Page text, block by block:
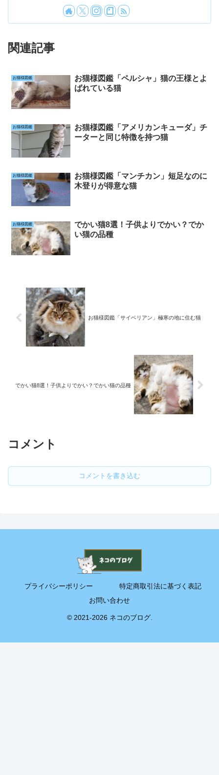
関連記事
お猫様図鑑
お猫様図鑑「ペルシャ」猫の王様とよ
ばれている猫
お猫様図鑑
お猫様図鑑「アメリカンキューダ」チ
ーターと同じ特徴を持つ猫
お猫様図鑑
お猫様図鑑「マンチカン」短足なのに
木登りが得意な猫
お猫様図鑑
でかい猫8選！子供よりでかい？でか
い猫の品種
お猫様図鑑「サイベリアン」極寒の地に住む猫
でかい猫8選！子供よりでかい？でかい猫の品種
コメント
コメントを書き込む
プライバシーポリシー
特定商取引法に基づく表記
お問い合わせ
© 2021-2026 ネコのブログ.